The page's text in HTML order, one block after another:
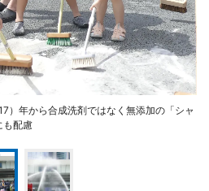
）年から合成洗剤ではなく無添加の「シャ
も配慮